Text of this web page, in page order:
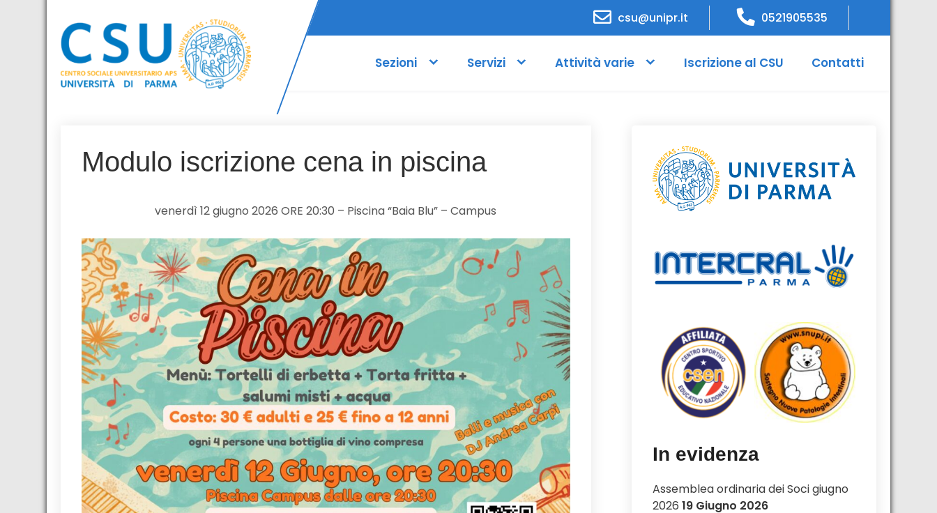
csu@unipr.it 0521905535
Universitario –
di Parma
Sezioni Servizi Attività varie Iscrizione al CSU Contatti
Modulo iscrizione cena in piscina
venerdì 12 giugno 2026 ORE 20:30 – Piscina “Baia Blu” – Campus
In evidenza
Assemblea ordinaria dei Soci giugno
2026 19 Giugno 2026